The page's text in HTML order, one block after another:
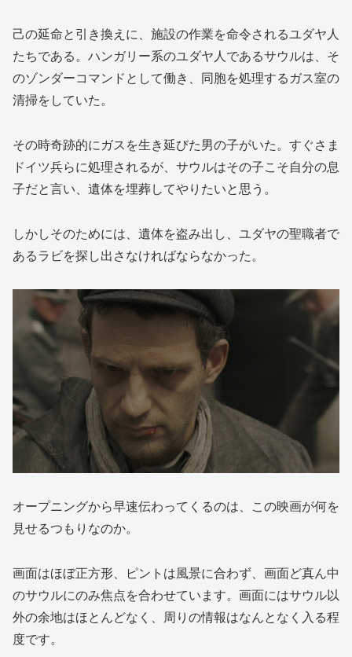
己の延命と引き換えに、施設の作業を命令されるユダヤ人
たちである。ハンガリー系のユダヤ人であるサウルは、そ
のゾンダーコマンドとして働き、同胞を処理するガス室の
清掃をしていた。
その時奇跡的にガスを生き延びた男の子がいた。すぐさま
ドイツ兵らに処理されるが、サウルはその子こそ自分の息
子だと言い、遺体を埋葬してやりたいと思う。
しかしそのためには、遺体を盗み出し、ユダヤの聖職者で
あるラビを探し出さなければならなかった。
オープニングから早速伝わってくるのは、この映画が何を
見せるつもりなのか。
画面はほぼ正方形、ピントは風景に合わず、画面ど真ん中
のサウルにのみ焦点を合わせています。画面にはサウル以
外の余地はほとんどなく、周りの情報はなんとなく入る程
度です。